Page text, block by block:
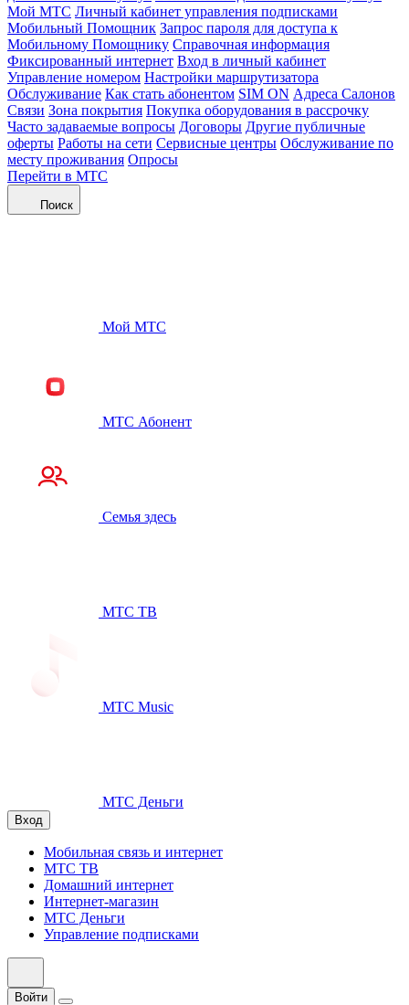
Мой МТС Личный кабинет управления подписками
Мобильный Помощник Запрос пароля для доступа к
Мобильному Помощнику Справочная информация
Фиксированный интернет Вход в личный кабинет
Управление номером Настройки маршрутизатора
Обслуживание Как стать абонентом SIM ON Адреса Салонов
Связи Зона покрытия Покупка оборудования в рассрочку
Часто задаваемые вопросы Договоры Другие публичные
оферты Работы на сети Сервисные центры Обслуживание по
месту проживания Опросы
Перейти в МТС
Поиск
Мой МТС
МТС Абонент
Семья здесь
МТС ТВ
МТС Music
МТС Деньги
Вход
Мобильная связь и интернет
МТС ТВ
Домашний интернет
Интернет-магазин
МТС Деньги
Управление подписками
Войти